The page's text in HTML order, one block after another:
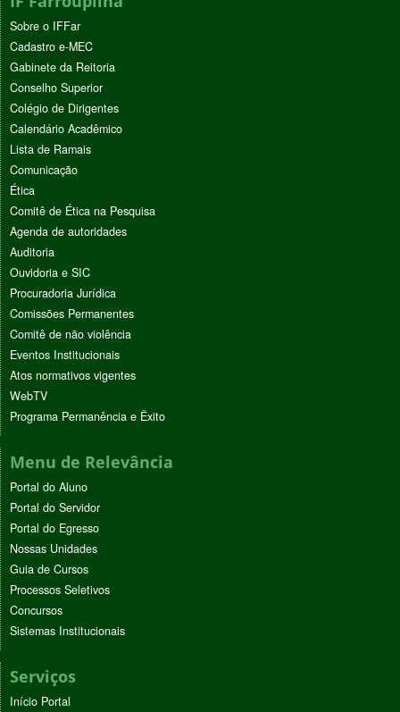
Sobre o IFFar
Cadastro e-MEC
Gabinete da Reitoria
Conselho Superior
Colégio de Dirigentes
Calendário Acadêmico
Lista de Ramais
Comunicação
Ética
Comitê de Ética na Pesquisa
Agenda de autoridades
Auditoria
Ouvidoria e SIC
Procuradoria Jurídica
Comissões Permanentes
Comitê de não violência
Eventos Institucionais
Atos normativos vigentes
WebTV
Programa Permanência e Êxito
Menu de Relevância
Portal do Aluno
Portal do Servidor
Portal do Egresso
Nossas Unidades
Guia de Cursos
Processos Seletivos
Concursos
Sistemas Institucionais
Serviços
Início Portal